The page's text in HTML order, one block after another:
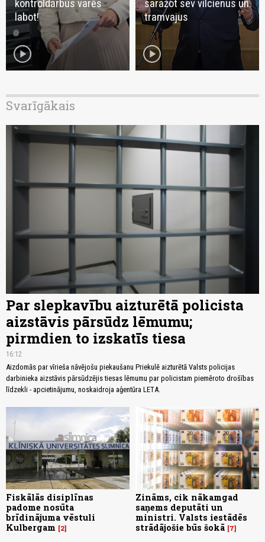
kontroldarbus varēs
labot!
play_circle
saražot sev vilcienus un
tramvajus
play_circle
Svarīgākais
Par slepkavību aizturētā policista
aizstāvis pārsūdz lēmumu;
pirmdien to izskatīs tiesa
16:12
Aizdomās par vīrieša nāvējošu piekaušanu Priekulē aizturētā Valsts policijas
darbinieka aizstāvis pārsūdzējis tiesas lēmumu par policistam piemēroto drošības
līdzekli - apcietinājumu, noskaidroja aģentūra LETA.
Fiskālās disiplīnas
padome nosūta
brīdinājuma vēstuli
Kulbergam
2
Zināms, cik nākamgad
saņems deputāti un
ministri. Valsts iestādēs
strādājošie būs šokā 7